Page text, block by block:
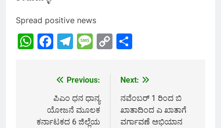
Spread positive news
WhatsApp
Facebook
Telegram
Message
Copy
navigation
Previous:
ಪಿಎಂ ಧನ ಧಾನ್ಯ
ಯೋಜನೆ ಮೂಲಕ
ಕರ್ನಾಟಕದ 6 ಜಿಲ್ಲೆಯ
Next:
ನವೆಂಬರ್ 1 ರಿಂದ ಬಿ
ಖಾತಾದಿಂದ ಎ ಖಾತಾಗೆ
ವರ್ಗಾವಣೆ ಅಭಿಯಾನ